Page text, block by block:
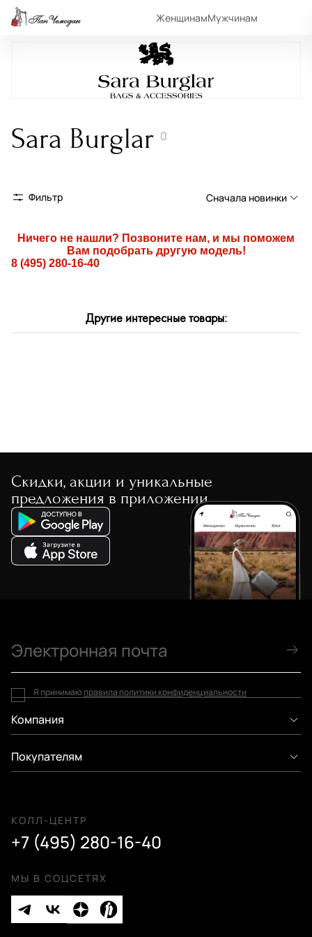
ЖенщинамМужчинам
Sara Burglar 0
Фильтр Сначала новинки
Сначала новинки
Сначала популярные
По размеру скидки
Ничего не нашли? Позвоните нам, и мы поможем
Вам подобрать другую модель!
8 (495) 280-16-40
Другие интересные товары:
Скидки, акции и уникальные
предложения в приложении
Компания
Покупателям
КОЛЛ-ЦЕНТР
+7 (495) 280-16-40
МЫ В СОЦСЕТЯХ
Я принимаю правила политики конфиденциальности